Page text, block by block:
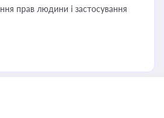
прав людини і застосування